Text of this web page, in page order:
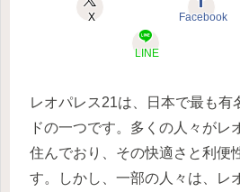
X Facebook
LINE
レオパレス21は、日本で最も有
ドの一つです。多くの人々がレ
住んでおり、その快適さと利便
す。しかし、一部の人々は、レ